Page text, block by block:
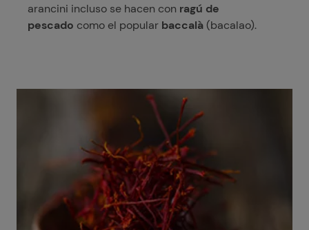
arancini incluso se hacen con ragú de
pescado como el popular baccalà (bacalao).